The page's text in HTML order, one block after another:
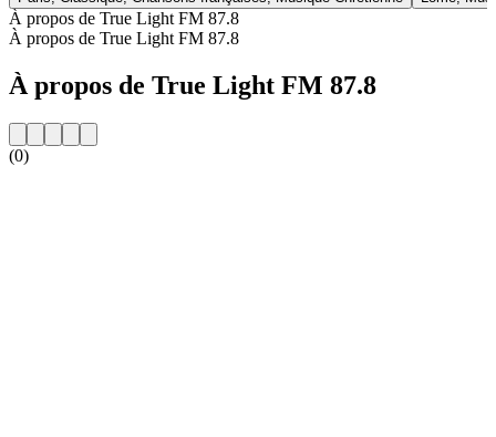
À propos de True Light FM 87.8
À propos de True Light FM 87.8
À propos de True Light FM 87.8
(0)